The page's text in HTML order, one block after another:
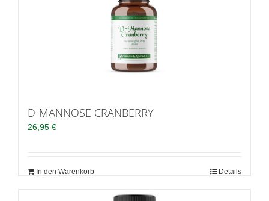
D-MANNOSE CRANBERRY
26,95 €
In den Warenkorb Details